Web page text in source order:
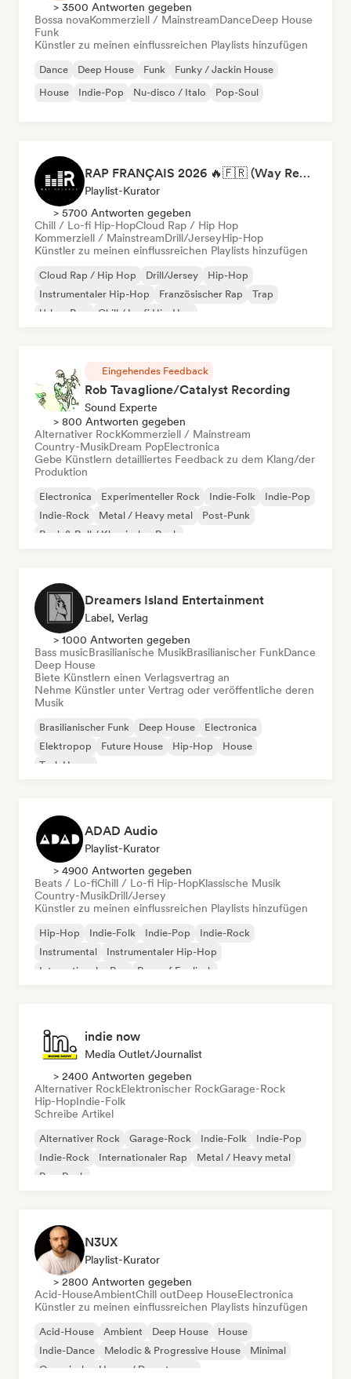
> 3500 Antworten gegeben
Bossa novaKommerziell / MainstreamDanceDeep House
Funk
Künstler zu meinen einflussreichen Playlists hinzufügen
Dance Deep House Funk
Funky / Jackin House
House
Indie-Pop Nu-disco / Italo Pop-Soul
RAP FRANÇAIS 2026 🔥🇫🇷 (Way Records)
Playlist-Kurator
> 5700 Antworten gegeben
Chill / Lo-fi Hip-HopCloud Rap / Hip Hop
Kommerziell / MainstreamDrill/JerseyHip-Hop
Künstler zu meinen einflussreichen Playlists hinzufügen
Cloud Rap / Hip Hop Drill/Jersey
Hip-Hop
Instrumentaler Hip-Hop
Französischer Rap
Trap
Urban Pop
Chill / Lo-fi Hip-Hop
Eingehendes Feedback
Rob Tavaglione/Catalyst Recording
Sound Experte
> 800 Antworten gegeben
Alternativer RockKommerziell / Mainstream
Country-MusikDream PopElectronica
Gebe Künstlern detailliertes Feedback zu dem Klang/der
Produktion
Electronica Experimenteller Rock Indie-Folk
Indie-Pop
Indie-Rock
Metal / Heavy metal
Post-Punk
Rock & Roll / Klassischer Rock
Dreamers Island Entertainment
Label, Verlag
> 1000 Antworten gegeben
Bass musicBrasilianische MusikBrasilianischer FunkDance
Deep House
Biete Künstlern einen Verlagsvertrag an
Nehme Künstler unter Vertrag oder veröffentliche deren
Musik
Brasilianischer Funk Deep House
Electronica
Elektropop
Future House Hip-Hop
House
Tech House
ADAD Audio
Playlist-Kurator
> 4900 Antworten gegeben
Beats / Lo-fiChill / Lo-fi Hip-HopKlassische Musik
Country-MusikDrill/Jersey
Künstler zu meinen einflussreichen Playlists hinzufügen
Hip-Hop Indie-Folk Indie-Pop
Indie-Rock
Instrumental
Instrumentaler Hip-Hop
Internationaler Rap
Rap auf Englisch
indie now
Media Outlet/Journalist
> 2400 Antworten gegeben
Alternativer RockElektronischer RockGarage-Rock
Hip-HopIndie-Folk
Schreibe Artikel
Alternativer Rock Garage-Rock Indie-Folk
Indie-Pop
Indie-Rock
Internationaler Rap
Metal / Heavy metal
Pop-Rock
N3UX
Playlist-Kurator
> 2800 Antworten gegeben
Acid-HouseAmbientChill outDeep HouseElectronica
Künstler zu meinen einflussreichen Playlists hinzufügen
Acid-House Ambient Deep House
House
Indie-Dance
Melodic & Progressive House
Minimal
Organischer House / Downtempo